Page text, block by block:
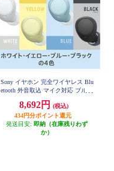
Sony イヤホン 完全ワイヤレス Blu
etooth 外音取込 マイク対応 ブルー
8,692円
(税込)
434円分ポイント還元
発送目安: 即納（在庫残りわず
か）